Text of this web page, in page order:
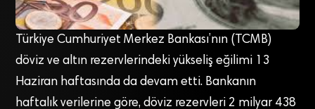
Türkiye Cumhuriyet Merkez Bankası’nın (TCMB)
döviz ve altın rezervlerindeki yükseliş eğilimi 13
Haziran haftasında da devam etti. Bankanın
haftalık verilerine göre, döviz rezervleri 2 milyar 438